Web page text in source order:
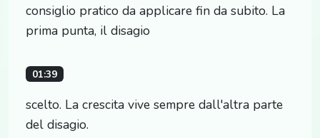
consiglio pratico da applicare fin da subito. La
prima punta, il disagio
01:39
scelto. La crescita vive sempre dall'altra parte
del disagio.